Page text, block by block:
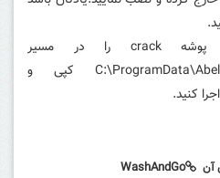
3-حالا فایل موجود در پوشه crack را در مسیر
C:\ProgramData\Abelssoft\WashAndGo\Program کپی و
کنید.
آن WashAndGo